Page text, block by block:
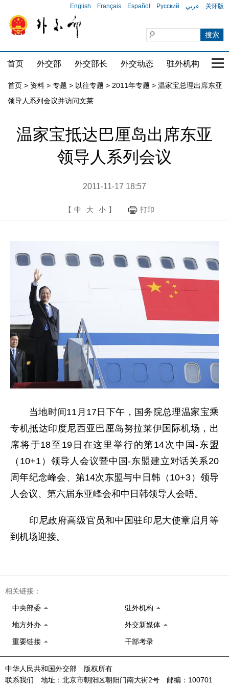
English Français Español Русский عربي 关怀版
首页 外交部 外交部长 外交动态 驻外机构 国
首页 > 资料 > 专题 > 以往专题 > 2011年专题 > 温家宝总理出席东亚
领导人系列会议并访问文莱
温家宝抵达巴厘岛出席东亚
领导人系列会议
2011-11-17 18:57
【 中 大 小 】 打印
当地时间11月17日下午，国务院总理温家宝乘
专机抵达印度尼西亚巴厘岛努拉莱伊国际机场，出
席将于18至19日在这里举行的第14次中国-东盟
（10+1）领导人会议暨中国-东盟建立对话关系20
周年纪念峰会、第14次东盟与中日韩（10+3）领导
人会议、第六届东亚峰会和中日韩领导人会晤。
印尼政府高级官员和中国驻印尼大使章启月等
到机场迎接。
相关链接：
中央部委 驻外机构
地方外办 外交新媒体
重要链接 干部考录
中华人民共和国外交部 版权所有
联系我们 地址：北京市朝阳区朝阳门南大街2号 邮编：100701